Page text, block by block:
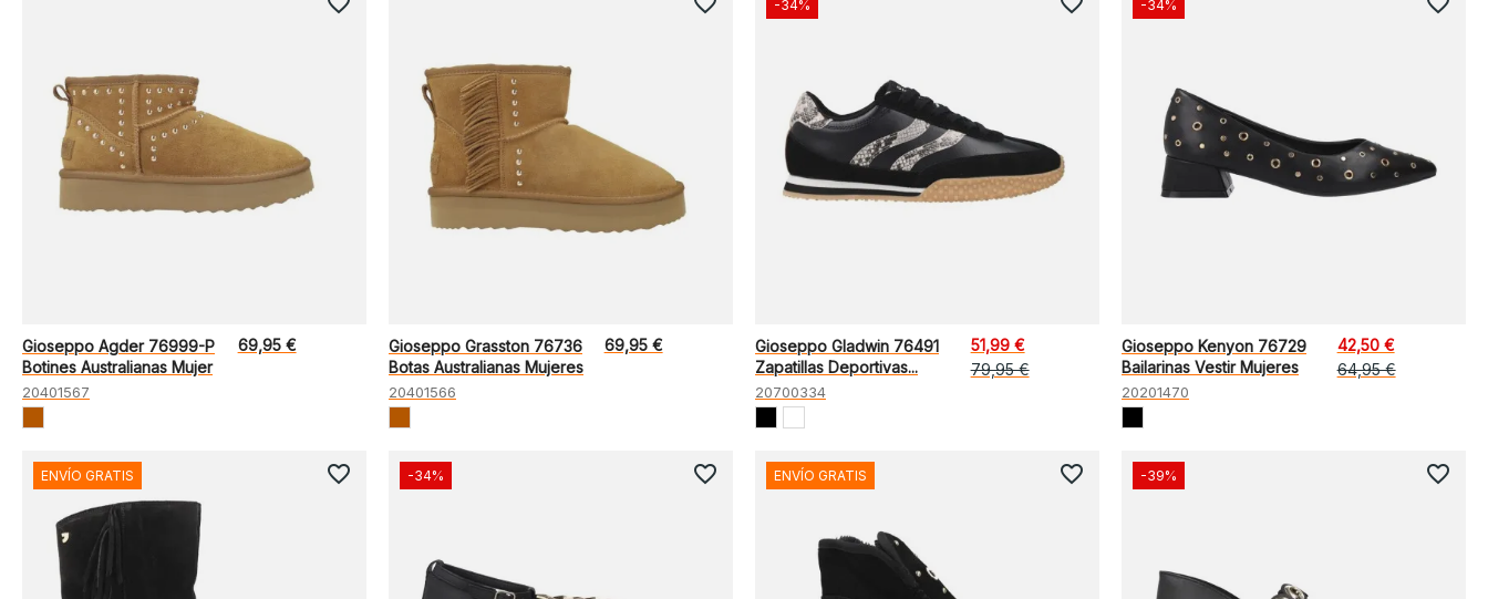
Gioseppo Agder 76999-P
Botines Australianas Mujer
20401567
69,95 €
Gioseppo Grasston 76736
Botas Australianas Mujeres
20401566
69,95 €
Gioseppo Gladwin 76491
Zapatillas Deportivas...
20700334
51,99 €
79,95 €
-34%
Gioseppo Kenyon 76729
Bailarinas Vestir Mujeres
20201470
42,50 €
64,95 €
-34%
ENVÍO GRATIS favorite_border -34% favorite_border ENVÍO GRATIS favorite_border -39% favorite_border